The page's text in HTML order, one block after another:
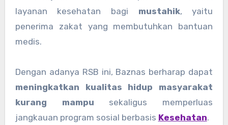
layanan kesehatan bagi mustahik, yaitu
penerima zakat yang membutuhkan bantuan
medis.
Dengan adanya RSB ini, Baznas berharap dapat
meningkatkan kualitas hidup masyarakat
kurang mampu sekaligus memperluas
jangkauan program sosial berbasis Kesehatan.